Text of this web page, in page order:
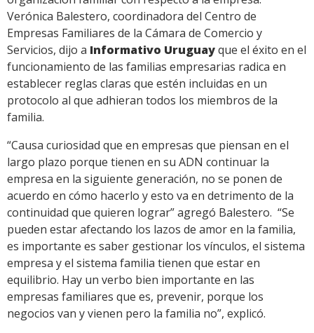
Verónica Balestero, coordinadora del Centro de
Empresas Familiares de la Cámara de Comercio y
Servicios, dijo a Informativo Uruguayque el éxito en el
funcionamiento de las familias empresarias radica en
establecer reglas claras que estén incluidas en un
protocolo al que adhieran todos los miembros de la
familia.
“Causa curiosidad que en empresas que piensan en el
largo plazo porque tienen en su ADN continuar la
empresa en la siguiente generación, no se ponen de
acuerdo en cómo hacerlo y esto va en detrimento de la
continuidad que quieren lograr” agregó Balestero. “Se
pueden estar afectando los lazos de amor en la familia,
es importante es saber gestionar los vínculos, el sistema
empresa y el sistema familia tienen que estar en
equilibrio. Hay un verbo bien importante en las
empresas familiares que es, prevenir, porque los
negocios van y vienen pero la familia no”, explicó.